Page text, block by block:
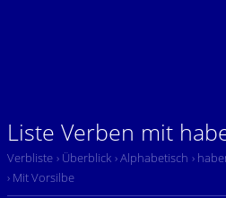
Liste Verben mit
Verbliste › Überblick › Alphabetisch ›
› Mit Vorsilbe